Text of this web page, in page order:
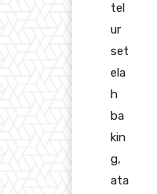
tel
ur
set
ela
h
ba
kin
g,
ata